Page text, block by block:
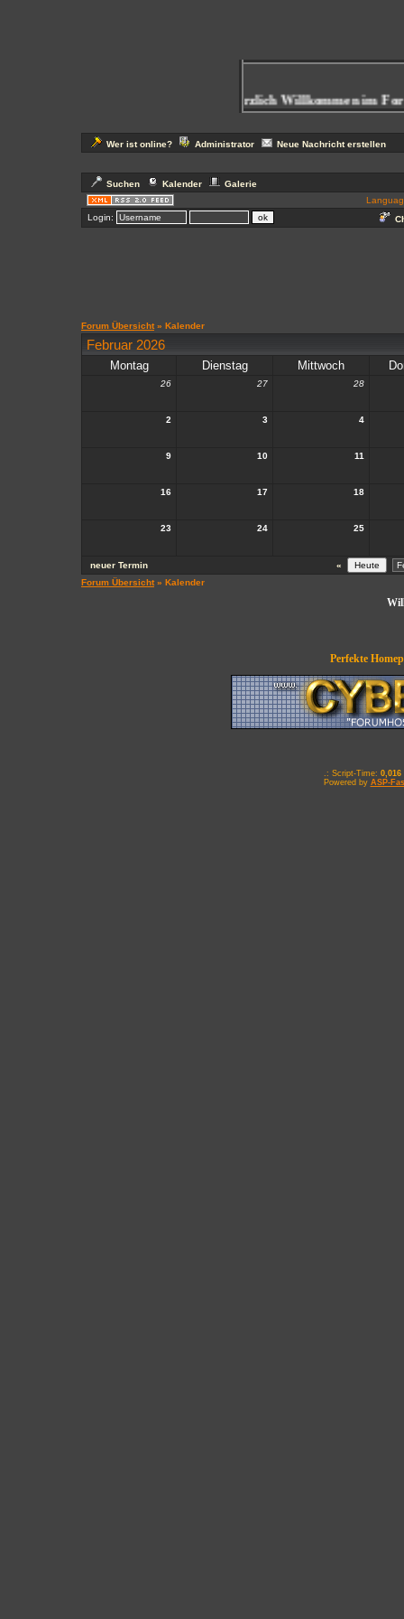
Herzlich Willkommen im
Wer ist online? Administrator Neue Nachricht erstellen
Suchen Kalender
Galerie
Login:
Forum Übersicht» Kalender
Februar 2026
Montag Dienstag Mittwoch
26 27 28
2 3 4
9 10 11
16 17 18
23 24 25
neuer Termin
«
Forum Übersicht» Kalender
Perfekte
.: Script-Time: 0,016
Powered by ASP-